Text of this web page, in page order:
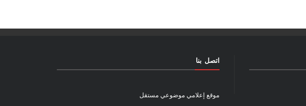
اتصل بنا
موقع إعلامي موضوعي مستقل